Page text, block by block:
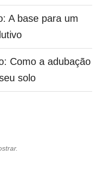
A base para um
Como a adubação
solo